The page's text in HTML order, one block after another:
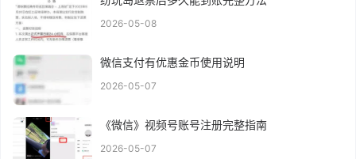
2026-05-08
微信支付有优惠金币使用说明
2026-05-07
《微信》视频号账号注册完整指南
2026-05-07